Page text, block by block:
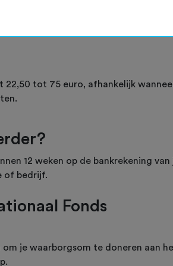
22,50 tot 75 euro, afhankelijk
12 weken op de bankrekening van
of bedrijf.
Fonds
je waarborgsom te doneren aan